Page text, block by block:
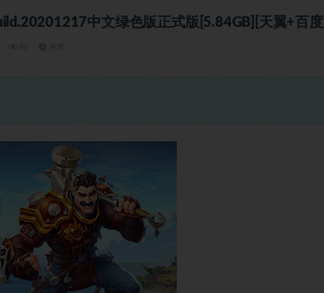
中文绿色版正式版[5.84GB][天翼+百度]